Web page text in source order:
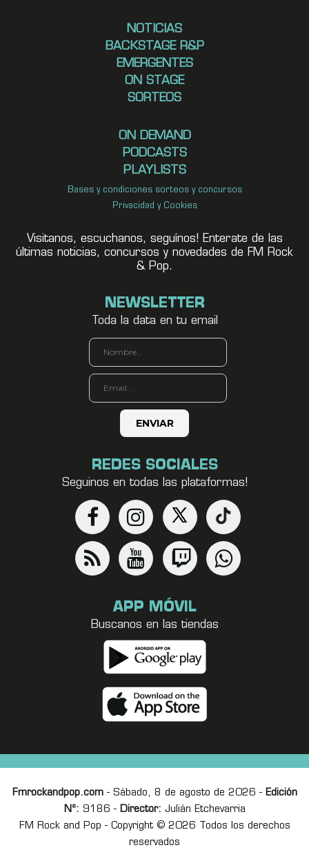
NOTICIAS
BACKSTAGE R&P
EMERGENTES
ON STAGE
SORTEOS
ON DEMAND
PODCASTS
PLAYLISTS
Bases y condiciones sorteos y concursos
Privacidad y Cookies
Visitanos, escuchanos, seguínos! Enterate de las
últimas noticias, concursos y novedades de FM Rock
& Pop.
NEWSLETTER
Toda la data en tu email
REDES SOCIALES
Seguinos en todas las plataformas!
APP MÓVIL
Buscanos en las tiendas
Fmrockandpop.com- Sábado, 8 de agosto de 2026 - Edición
Nº: 9186 - Director: Julián Etchevarria
FM Rock and Pop - Copyright © 2026 Todos los derechos
reservados